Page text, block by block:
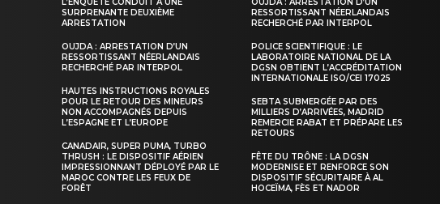
S'ABONNER MAINTENANT
SURPRENANTE DEUXIÈME
ARRESTATION
OUJDA : ARRESTATION D’UN
RESSORTISSANT NÉERLANDAIS
RECHERCHÉ PAR INTERPOL
HAUTES INSTRUCTIONS ROYALES
POUR LE RETOUR DES MINEURS
NON ACCOMPAGNÉS DEPUIS
L’ESPAGNE ET L’EUROPE
CANADAIR, SUPER PUMA, TURBO
THRUSH : LE DISPOSITIF AÉRIEN
IMPRESSIONNANT DÉPLOYÉ PAR LE
MAROC CONTRE LES FEUX DE
FORÊT
RESSORTISSANT NÉERLANDAIS
RECHERCHÉ PAR INTERPOL
POLICE SCIENTIFIQUE : LE
LABORATOIRE NATIONAL DE LA
DGSN OBTIENT L’ACCRÉDITATION
INTERNATIONALE ISO/CEI 17025
SEBTA SUBMERGÉE PAR DES
MILLIERS D’ARRIVÉES, MADRID
REMERCIE RABAT ET PRÉPARE LES
RETOURS
FÊTE DU TRÔNE : LA DGSN
MODERNISE ET RENFORCE SON
DISPOSITIF SÉCURITAIRE À AL
HOCEÏMA, FÈS ET NADOR